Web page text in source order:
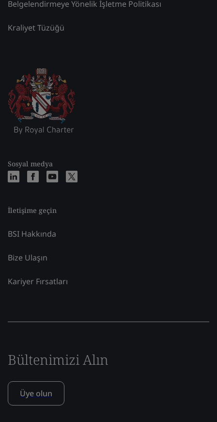
Belgelendirmeye Yönelik İşletme Politikası
Kraliyet Tüzüğü
Sosyal medya
İletişime geçin
BSI Hakkında
Bize Ulaşın
Kariyer Fırsatları
Bültenimizi Alın
Üye olun